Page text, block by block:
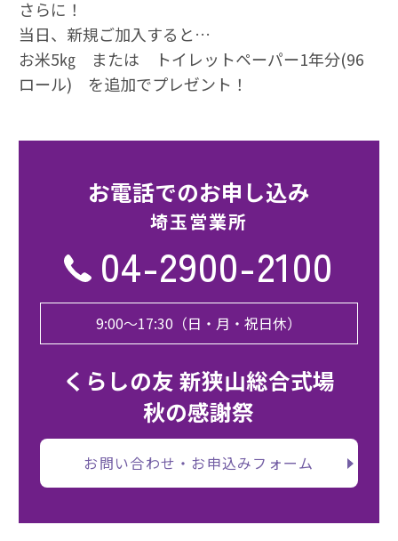
さらに！
当日、新規ご加入すると…
お米5㎏ または トイレットペーパー1年分(96
ロール) を追加でプレゼント！
お電話でのお申し込み
埼⽟営業所
04-2900-2100
9:00〜17:30（日・月・祝日休）
くらしの友 新狭山総合式場
秋の感謝祭
お問い合わせ・お申込みフォーム